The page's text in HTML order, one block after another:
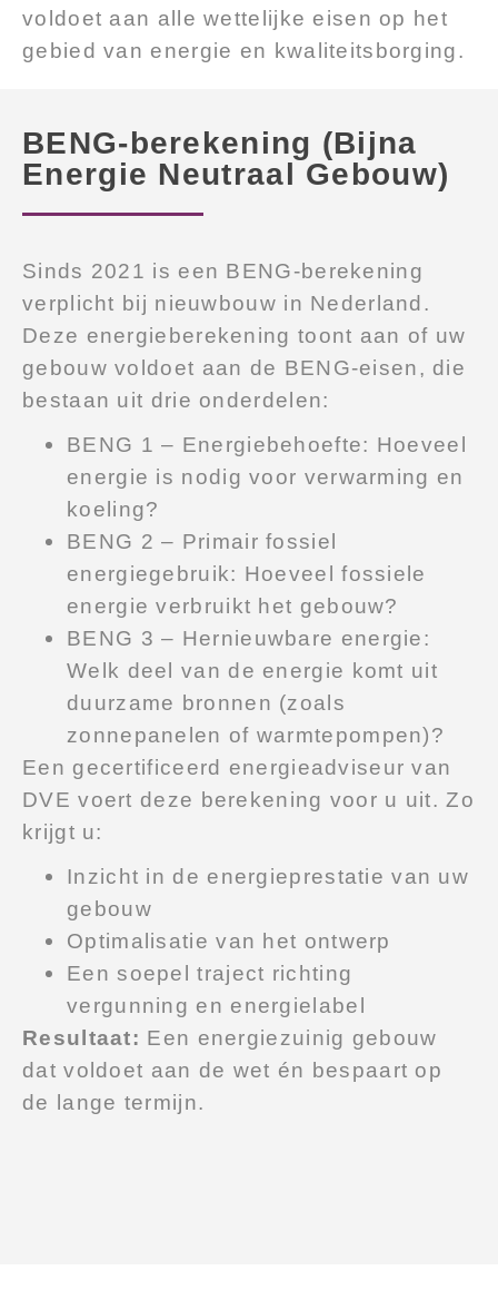
voldoet aan alle wettelijke eisen op het
gebied van energie en kwaliteitsborging.
BENG-berekening (Bijna
Energie Neutraal Gebouw)
Sinds 2021 is een BENG-berekening
verplicht bij nieuwbouw in Nederland.
Deze energieberekening toont aan of uw
gebouw voldoet aan de BENG-eisen, die
bestaan uit drie onderdelen:
BENG 1 – Energiebehoefte: Hoeveel
energie is nodig voor verwarming en
koeling?
BENG 2 – Primair fossiel
energiegebruik: Hoeveel fossiele
energie verbruikt het gebouw?
BENG 3 – Hernieuwbare energie:
Welk deel van de energie komt uit
duurzame bronnen (zoals
zonnepanelen of warmtepompen)?
Een gecertificeerd energieadviseur van
DVE voert deze berekening voor u uit. Zo
krijgt u:
Inzicht in de energieprestatie van uw
gebouw
Optimalisatie van het ontwerp
Een soepel traject richting
vergunning en energielabel
Resultaat: Een energiezuinig gebouw
dat voldoet aan de wet én bespaart op
de lange termijn.